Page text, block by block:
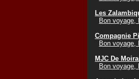
Les
Bon voyage,
Compagnie
Bon voyage,
MJC De
Bon voyage,